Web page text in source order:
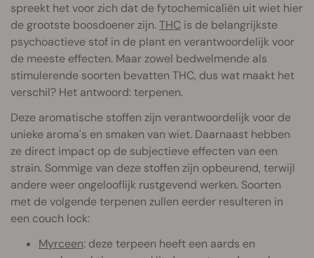
spreekt het voor zich dat de fytochemicaliën uit wiet hier
de grootste boosdoener zijn.THC is de belangrijkste
psychoactieve stof in de plant en verantwoordelijk voor
de meeste effecten. Maar zowel bedwelmende als
stimulerende soorten bevatten THC, dus wat maakt het
verschil? Het antwoord: terpenen.
Deze aromatische stoffen zijn verantwoordelijk voor de
unieke aroma's en smaken van wiet. Daarnaast hebben
ze direct impact op de subjectieve effecten van een
strain. Sommige van deze stoffen zijn opbeurend, terwijl
andere weer ongelooflijk rustgevend werken. Soorten
met de volgende terpenen zullen eerder resulteren in
een couch lock:
Myrceen: deze terpeen heeft een aards en